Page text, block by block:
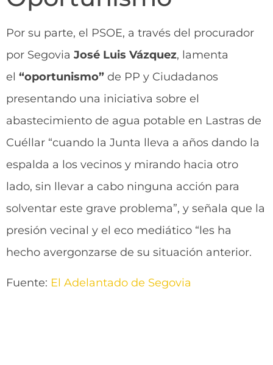
Por su parte, el PSOE, a través del procurador
por Segovia José Luis Vázquez, lamenta
el “oportunismo” de PP y Ciudadanos
presentando una iniciativa sobre el
abastecimiento de agua potable en Lastras de
Cuéllar “cuando la Junta lleva a años dando la
espalda a los vecinos y mirando hacia otro
lado, sin llevar a cabo ninguna acción para
solventar este grave problema”, y señala que la
presión vecinal y el eco mediático “les ha
hecho avergonzarse de su situación anterior.
Fuente: El Adelantado de Segovia